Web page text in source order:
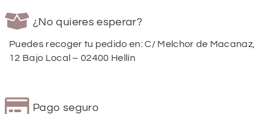
¿No quieres esperar?
Puedes recoger tu pedido en: C/ Melchor de Macanaz,
12 Bajo Local – 02400 Hellín
Pago seguro